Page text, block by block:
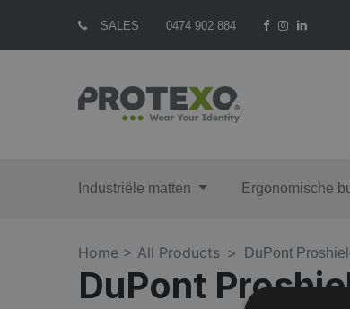
SALES 0474 902 884
Industriële matten Ergonomische
Home > All Products DuPont
DuPont